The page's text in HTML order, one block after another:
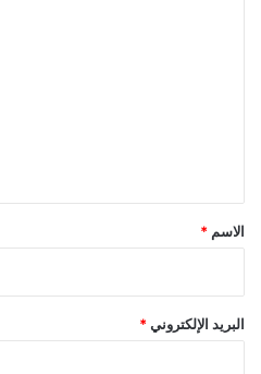
*
الاسم *
البريد الإلكتروني *